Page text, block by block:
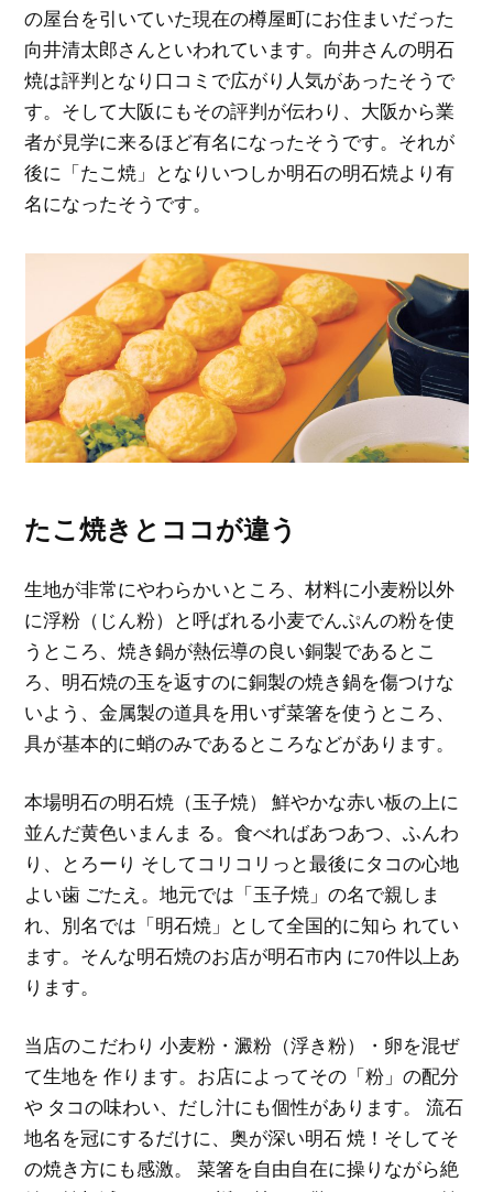
の屋台を引いていた現在の樽屋町にお住まいだった
向井清太郎さんといわれています。向井さんの明石
焼は評判となり口コミで広がり人気があったそうで
す。そして大阪にもその評判が伝わり、大阪から業
者が見学に来るほど有名になったそうです。それが
後に「たこ焼」となりいつしか明石の明石焼より有
名になったそうです。
たこ焼きとココが違う
生地が非常にやわらかいところ、材料に小麦粉以外
に浮粉（じん粉）と呼ばれる小麦でんぷんの粉を使
うところ、焼き鍋が熱伝導の良い銅製であるとこ
ろ、明石焼の玉を返すのに銅製の焼き鍋を傷つけな
いよう、金属製の道具を用いず菜箸を使うところ、
具が基本的に蛸のみであるところなどがあります。
本場明石の明石焼（玉子焼） 鮮やかな赤い板の上に
並んだ黄色いまんま る。食べればあつあつ、ふんわ
り、とろーり そしてコリコリっと最後にタコの心地
よい歯 ごたえ。地元では「玉子焼」の名で親しま
れ、別名では「明石焼」として全国的に知ら れてい
ます。そんな明石焼のお店が明石市内 に70件以上あ
ります。
当店のこだわり 小麦粉・澱粉（浮き粉）・卵を混ぜ
て生地を 作ります。お店によってその「粉」の配分
や タコの味わい、だし汁にも個性があります。 流石
地名を冠にするだけに、奥が深い明石 焼！そしてそ
の焼き方にも感激。 菜箸を自由自在に操りながら絶